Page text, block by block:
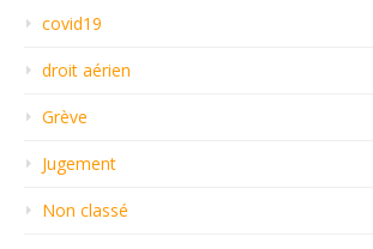
covid19
droit aérien
Grève
Jugement
Non classé